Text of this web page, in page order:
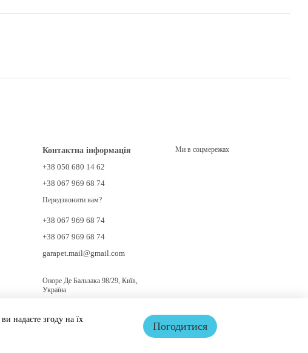
Контактна інформація
+38 050 680 14 62
+38 067 969 68 74
Передзвонити вам?
+38 067 969 68 74
+38 067 969 68 74
garapet.mail@gmail.com
Оноре Де Бальзака 98/29, Київ,
Україна
Ми в соцмережах
надаєте згоду на їх
Погодитися